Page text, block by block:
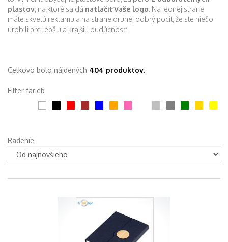
plastov, na ktoré sa dá natlačiť Vaše logo . Na jednej strane
máte skvelú reklamu a na strane druhej dobrý pocit, že ste niečo
urobili pre lepšiu a krajšiu budúcnosť.
Celkovo bolo nájdených 404 produktov.
Filter farieb
Radenie